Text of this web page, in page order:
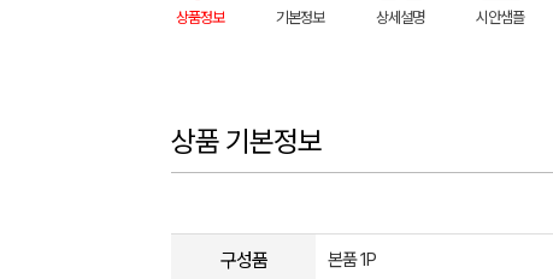
상품정보 기본정보 상세설명 시안샘플
상품 기본정보
구성품 본품 1P